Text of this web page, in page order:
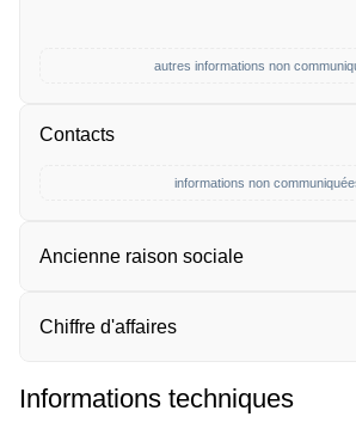
autres informations non
Contacts
informations non
Ancienne raison sociale
Chiffre d'affaires
Informations techniques